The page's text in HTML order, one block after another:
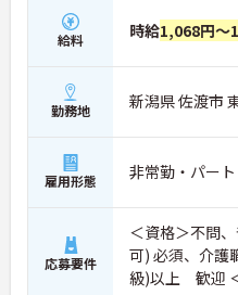
給料 時給1,068円～
勤務地 新潟県 佐渡市
雇用形態 非常勤・パー
応募要件
＜資格＞不問
可) 必須、介護
級)以上 歓迎